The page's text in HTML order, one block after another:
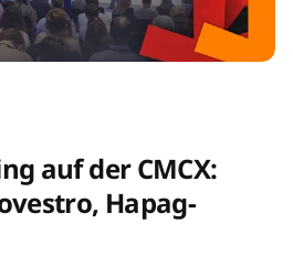
auf der CMCX:
Hapag-